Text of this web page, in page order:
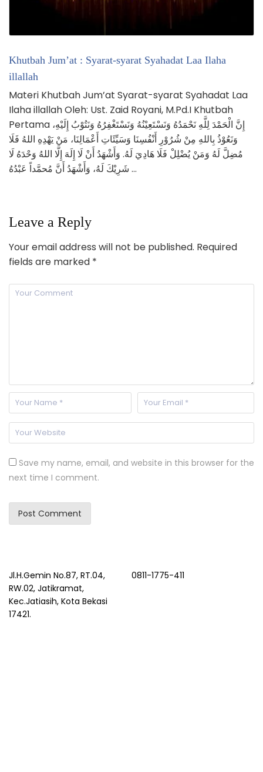
Khutbah Jum’at : Syarat-syarat Syahadat Laa Ilaha
illallah
Materi Khutbah Jum’at Syarat-syarat Syahadat Laa
Ilaha illallah Oleh: Ust. Zaid Royani, M.Pd.I Khutbah
Pertama إِنَّ الْحَمْدَ لِلَّهِ نَحْمَدُهُ وَنَسْتَعِيْنُهُ وَنَسْتَغْفِرُهُ وَنَتُوْبُ إِلَيْهِ،
وَنَعُوْذُ بِاللهِ مِنْ شُرُوْرِ أَنْفُسِنَا وَسَيِّئَاتِ أَعْمَالِنَا، مَنْ يَهْدِهِ اللهُ فَلَا
مُضِلَّ لَهُ وَمَنْ يُضْلِلْ فَلَا هَادِيَ لَهُ. وَأَشْهَدُ أَنْ لَا إِلَهَ إِلَّا اللهُ وَحْدَهُ لَا
شَرِيْكَ لَهُ، وَأَشْهَدُ أَنَّ مُحمَّداً عَبْدُهُ …
Leave a Reply
Your email address will not be published. Required
fields are marked *
Save my name, email, and website in this browser for the
next time I comment.
Jl.H.Gemin No.87, RT.04,
RW.02, Jatikramat,
Kec.Jatiasih, Kota Bekasi
17421.
0811-1775-411